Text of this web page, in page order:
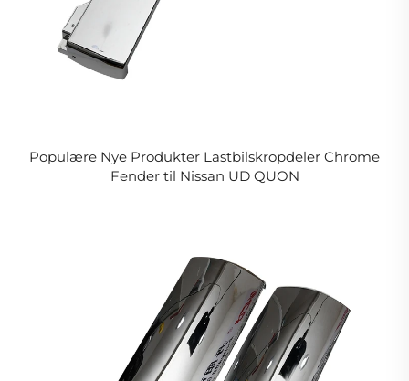
Populære Nye Produkter Lastbilskropdeler Chrome
Fender til Nissan UD QUON